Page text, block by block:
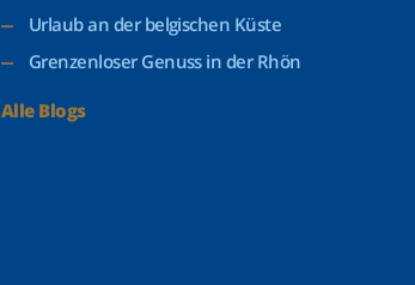
Urlaub an der belgischen Küste
Grenzenloser Genuss in der Rhön
Alle Blogs